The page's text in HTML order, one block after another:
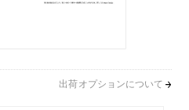
出荷オプションについて